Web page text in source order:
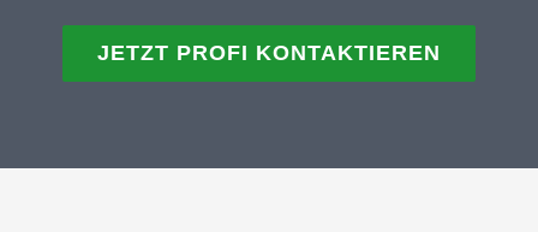
JETZT PROFI KONTAKTIEREN